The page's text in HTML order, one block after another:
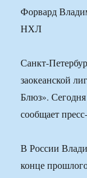
Форвард
НХЛ
Санкт-
заокеанской
Блюз».
сообщает
В России
конце